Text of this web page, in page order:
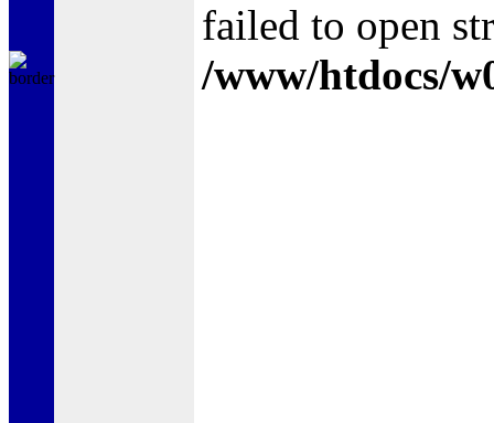
failed to open
/www/htdocs/